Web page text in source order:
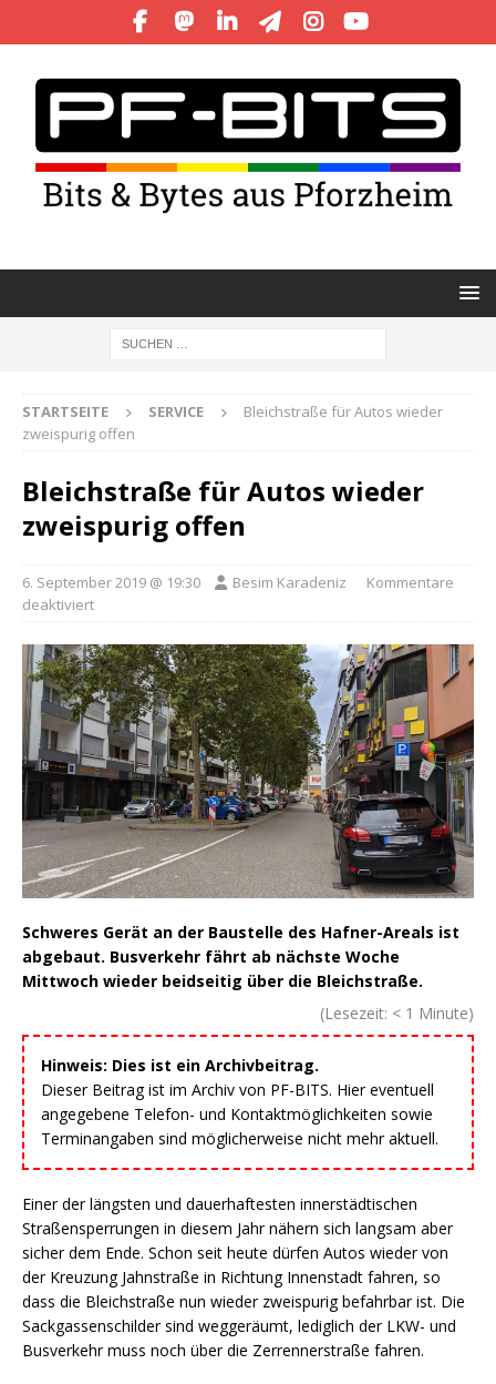
STARTSEITE SERVICE
Bleichstraße für Autos wieder
zweispurig offen
Bleichstraße für Autos wieder
zweispurig offen
6. September 2019 @ 19:30 Besim Karadeniz
Kommentare
deaktiviert
Schweres Gerät an der Baustelle des Hafner-Areals ist
abgebaut. Busverkehr fährt ab nächste Woche
Mittwoch wieder beidseitig über die Bleichstraße.
(Lesezeit: < 1 Minute)
Hinweis: Dies ist ein Archivbeitrag.
Dieser Beitrag ist im Archiv von PF-BITS. Hier eventuell
angegebene Telefon- und Kontaktmöglichkeiten sowie
Terminangaben sind möglicherweise nicht mehr aktuell.
Einer der längsten und dauerhaftesten innerstädtischen
Straßensperrungen in diesem Jahr nähern sich langsam aber
sicher dem Ende. Schon seit heute dürfen Autos wieder von
der Kreuzung Jahnstraße in Richtung Innenstadt fahren, so
dass die Bleichstraße nun wieder zweispurig befahrbar ist. Die
Sackgassenschilder sind weggeräumt, lediglich der LKW- und
Busverkehr muss noch über die Zerrennerstraße fahren.